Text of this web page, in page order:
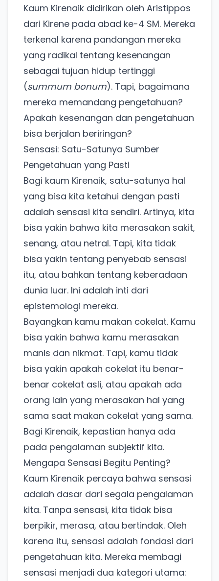
Kaum Kirenaik didirikan oleh Aristippos
dari Kirene pada abad ke-4 SM. Mereka
terkenal karena pandangan mereka
yang radikal tentang kesenangan
sebagai tujuan hidup tertinggi
(summum bonum). Tapi, bagaimana
mereka memandang pengetahuan?
Apakah kesenangan dan pengetahuan
bisa berjalan beriringan?
Sensasi: Satu-Satunya Sumber
Pengetahuan yang Pasti
Bagi kaum Kirenaik, satu-satunya hal
yang bisa kita ketahui dengan pasti
adalah sensasi kita sendiri. Artinya, kita
bisa yakin bahwa kita merasakan sakit,
senang, atau netral. Tapi, kita tidak
bisa yakin tentang penyebab sensasi
itu, atau bahkan tentang keberadaan
dunia luar. Ini adalah inti dari
epistemologi mereka.
Bayangkan kamu makan cokelat. Kamu
bisa yakin bahwa kamu merasakan
manis dan nikmat. Tapi, kamu tidak
bisa yakin apakah cokelat itu benar-
benar cokelat asli, atau apakah ada
orang lain yang merasakan hal yang
sama saat makan cokelat yang sama.
Bagi Kirenaik, kepastian hanya ada
pada pengalaman subjektif kita.
Mengapa Sensasi Begitu Penting?
Kaum Kirenaik percaya bahwa sensasi
adalah dasar dari segala pengalaman
kita. Tanpa sensasi, kita tidak bisa
berpikir, merasa, atau bertindak. Oleh
karena itu, sensasi adalah fondasi dari
pengetahuan kita. Mereka membagi
sensasi menjadi dua kategori utama: